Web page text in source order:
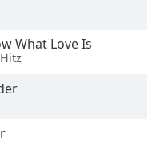
What Love Is